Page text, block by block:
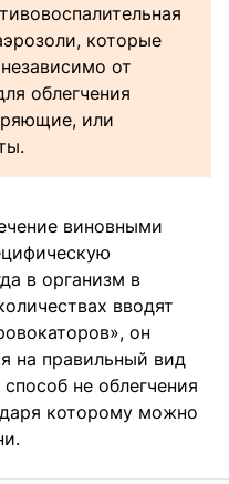
которые
от
облегчения
или
виновными
в организм в
вводят
он
на правильный вид
не облегчения
которому можно